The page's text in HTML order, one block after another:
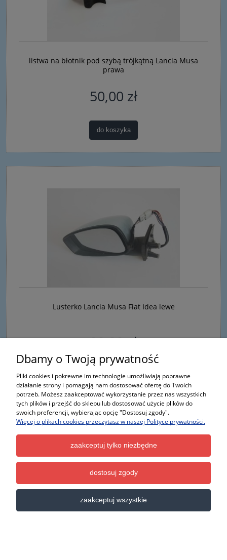
listwa na błotnik pod szybą trójkątną Lancia Musa
prawa
50,00 zł
do koszyka
Lusterko Lancia Musa Fiat Idea lewe
90,00 zł
powiadom o dostępności
Dbamy o Twoją prywatność
Pliki cookies i pokrewne im technologie umożliwiają poprawne
działanie strony i pomagają nam dostosować ofertę do Twoich
potrzeb. Możesz zaakceptować wykorzystanie przez nas wszystkich
tych plików i przejść do sklepu lub dostosować użycie plików do
swoich preferencji, wybierając opcję "Dostosuj zgody".
Więcej o plikach cookies przeczytasz w naszej Polityce prywatności.
zaakceptuj tylko niezbędne
dostosuj zgody
zaakceptuj wszystkie